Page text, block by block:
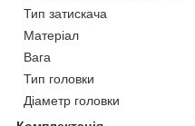
Тип затискача
Матеріал
Вага
Тип головки
Діаметр головки